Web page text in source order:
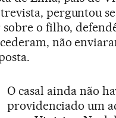
perguntou
o filho,
não
O casal ainda não
providenciado um